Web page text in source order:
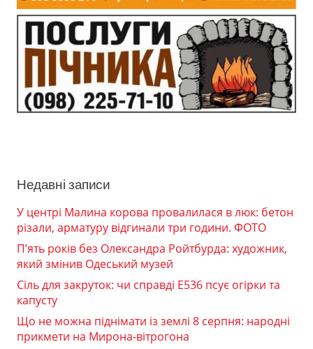
Недавні записи
У центрі Малина корова провалилася в люк: бетон
різали, арматуру відгинали три години. ФОТО
П’ять років без Олександра Ройтбурда: художник,
який змінив Одеський музей
Сіль для закруток: чи справді Е536 псує огірки та
капусту
Що не можна піднімати із землі 8 серпня: народні
прикмети на Мирона-вітрогона